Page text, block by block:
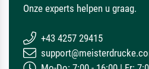
Onze experts helpen u graag.
+43 4257 29415